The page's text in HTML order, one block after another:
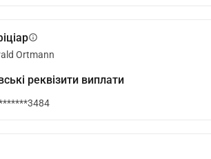
info
Ortmann
реквізити виплати